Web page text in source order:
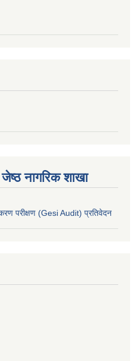
नागरिक शाखा
परीक्षण (Gesi Audit) प्रतिवेदन